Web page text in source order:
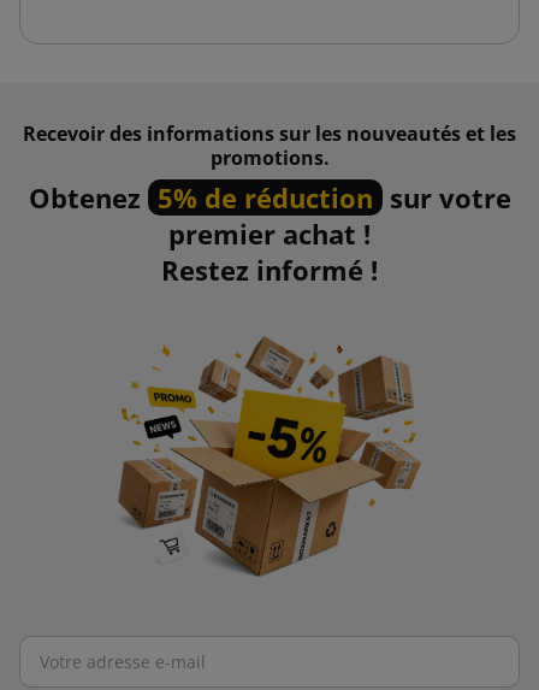
Recevoir des informations sur les nouveautés et les
promotions.
Obtenez 5% de réduction sur votre
premier achat !
Restez informé !